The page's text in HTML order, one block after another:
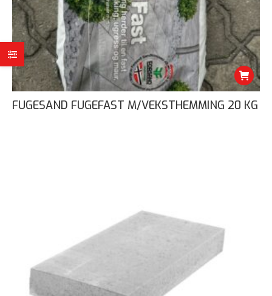
FUGESAND FUGEFAST M/VEKSTHEMMING 20 KG